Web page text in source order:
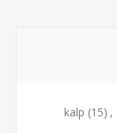
kalp (15) ,